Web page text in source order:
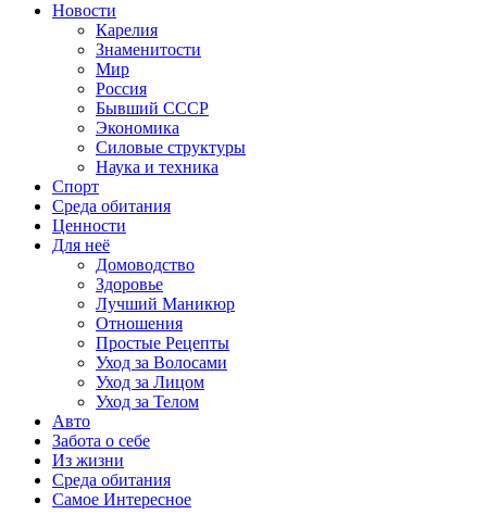
Новости
Карелия
Знаменитости
Мир
Россия
Бывший СССР
Экономика
Силовые структуры
Наука и техника
Спорт
Среда обитания
Ценности
Для неё
Домоводство
Здоровье
Лучший Маникюр
Отношения
Простые Рецепты
Уход за Волосами
Уход за Лицом
Уход за Телом
Авто
Забота о себе
Из жизни
Среда обитания
Самое Интересное